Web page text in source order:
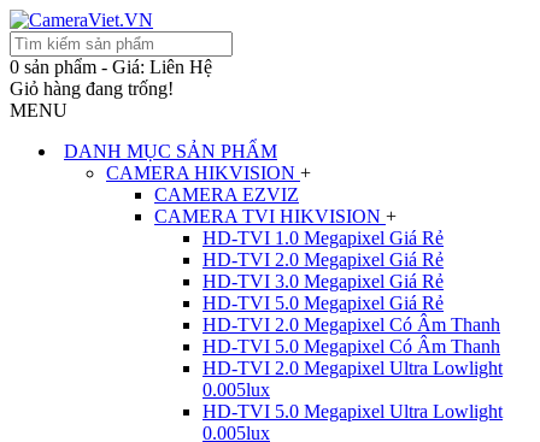
0 sản phẩm - Giá: Liên Hệ
Giỏ hàng đang trống!
MENU
DANH MỤC SẢN PHẨM
CAMERA HIKVISION +
CAMERA EZVIZ
CAMERA TVI HIKVISION +
HD-TVI 1.0 Megapixel Giá Rẻ
HD-TVI 2.0 Megapixel Giá Rẻ
HD-TVI 3.0 Megapixel Giá Rẻ
HD-TVI 5.0 Megapixel Giá Rẻ
HD-TVI 2.0 Megapixel Có Âm Thanh
HD-TVI 5.0 Megapixel Có Âm Thanh
HD-TVI 2.0 Megapixel Ultra Lowlight
0.005lux
HD-TVI 5.0 Megapixel Ultra Lowlight
0.005lux